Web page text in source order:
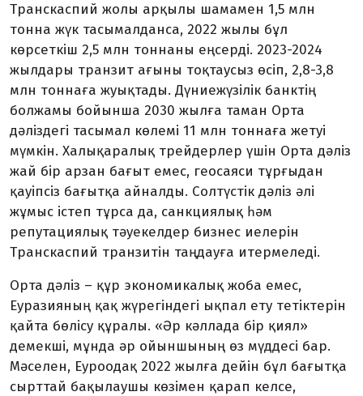
Транскаспий жолы арқылы шама­мен 1,5 млн
тонна жүк тасымалданса, 2022 жылы бұл
көрсеткіш 2,5 млн тон­наны еңсерді. 2023-2024
жылдары тран­зит ағыны тоқтаусыз өсіп, 2,8-3,8
млн тоннаға жуықтады. Дүниежүзілік банктің
болжамы бойынша 2030 жылға таман Орта
дәліздегі тасымал көлемі 11 млн тоннаға жетуі
мүмкін. Халықаралық трейдерлер үшін Орта дәліз
жай бір арзан бағыт емес, геосаяси тұрғыдан
қауіпсіз бағытқа айналды. Солтүстік дәліз әлі
жұмыс істеп тұрса да, санкция­лық һәм
репутациялық тәуекелдер бизнес иелерін
Транскаспий транзитін таңдауға итермеледі.
Орта дәліз – құр экономикалық жоба емес,
Еуразияның қақ жүрегіндегі ықпал ету тетіктерін
қайта бөлісу құралы. «Әр кәллада бір қиял»
демекші, мұнда әр ойыншының өз мүддесі бар.
Мәселен, Еуроодақ 2022 жылға дейін бұл бағытқа
сырттай бақылаушы көзімен қарап келсе,